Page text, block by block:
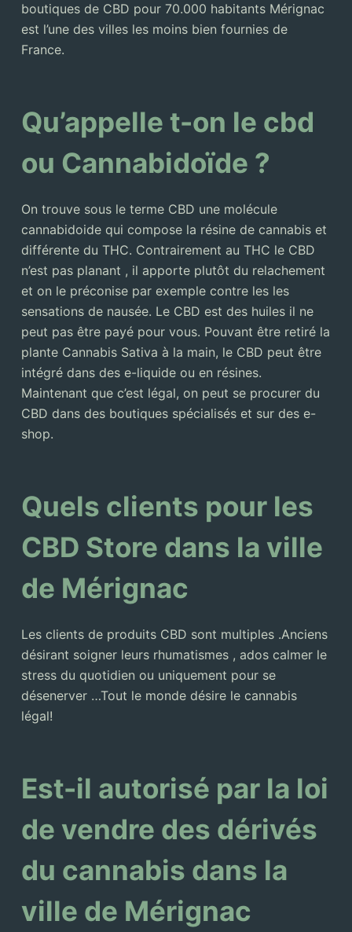
boutiques de CBD pour 70.000 habitants Mérignac
est l’une des villes les moins bien fournies de
France.
Qu’appelle t-on le cbd
ou Cannabidoïde ?
On trouve sous le terme CBD une molécule
cannabidoide qui compose la résine de cannabis et
différente du THC. Contrairement au THC le CBD
n’est pas planant , il apporte plutôt du relachement
et on le préconise par exemple contre les les
sensations de nausée. Le CBD est des huiles il ne
peut pas être payé pour vous. Pouvant être retiré la
plante Cannabis Sativa à la main, le CBD peut être
intégré dans des e-liquide ou en résines.
Maintenant que c’est légal, on peut se procurer du
CBD dans des boutiques spécialisés et sur des e-
shop.
Quels clients pour les
CBD Store dans la ville
de Mérignac
Les clients de produits CBD sont multiples .Anciens
désirant soigner leurs rhumatismes , ados calmer le
stress du quotidien ou uniquement pour se
désenerver …Tout le monde désire le cannabis
légal!
Est-il autorisé par la loi
de vendre des dérivés
du cannabis dans la
ville de Mérignac